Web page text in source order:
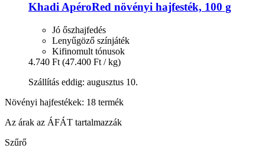
Khadi ApéroRed növényi hajfesték, 100 g
Jó őszhajfedés
Lenyűgöző színjáték
Kifinomult tónusok
4.740 Ft (47.400 Ft / kg)
Szállítás eddig: augusztus 10.
Növényi hajfestékek: 18 termék
Az árak az ÁFÁT tartalmazzák
Szűrő